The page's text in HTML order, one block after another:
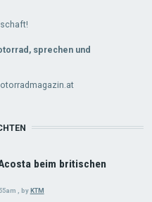
sprechen und
beim britischen
byKTM